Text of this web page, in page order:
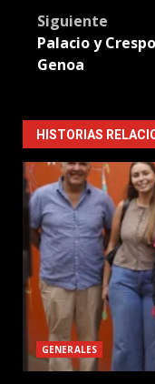
Siguiente
Palacio y
Genoa
HISTORIAS
GENERALES